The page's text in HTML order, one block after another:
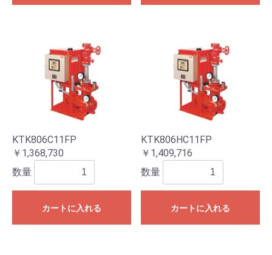
KTK806C11FP
￥1,368,730
数量
カートに入れる
KTK806HC11FP
￥1,409,716
数量
カートに入れる